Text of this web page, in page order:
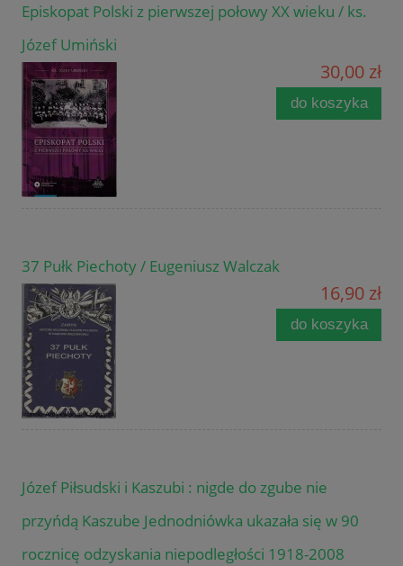
Episkopat Polski z pierwszej połowy XX wieku / ks.
Józef Umiński
30,00 zł
do koszyka
37 Pułk Piechoty / Eugeniusz Walczak
16,90 zł
do koszyka
Józef Piłsudski i Kaszubi : nigde do zgube nie
przyńdą Kaszube Jednodniówka ukazała się w 90
rocznicę odzyskania niepodległości 1918-2008